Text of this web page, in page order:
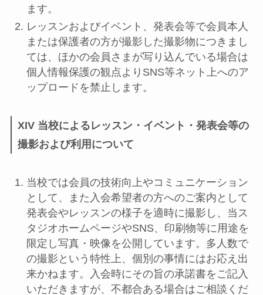
ます。
レッスンおよびイベント、発表会等で会員本人
または保護者の方が撮影した撮影物につきまし
ては、ほかの会員さまが写り込んでいる場合は
個人情報保護の観点よりSNS等ネット上へのア
ップロードを禁止します。
XIV 当校によるレッスン・イベント・発表会等の
撮影および利用について
当校では会員の技術向上やコミュニケーション
として、また入会希望者の方へのご案内として
発表会やレッスンの様子を適時に撮影し、当ス
タジオホームページやSNS、印刷物等に用途を
限定し写真・映像を公開しています。多人数で
の撮影という特性上、個別の事情にはお応え出
来かねます。入会時にその旨の承諾書をご記入
いただきますが、不都合ある場合はご相談くだ